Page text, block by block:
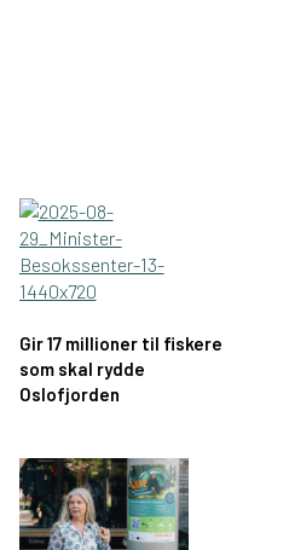
Gir 17 millioner til fiskere
som skal rydde
Oslofjorden